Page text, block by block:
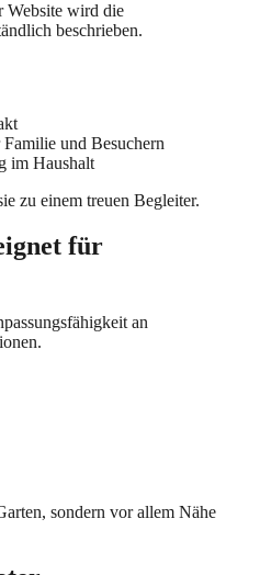
Website wird die
beschrieben.
und Besuchern
im Haushalt
zu einem treuen Begleiter.
für
an
sondern vor allem Nähe